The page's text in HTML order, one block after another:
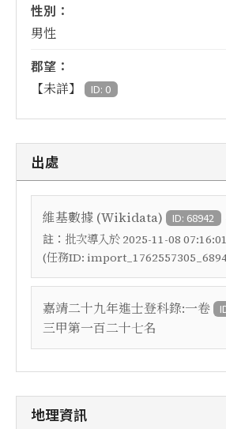
性別：
男性
郡望：
【未詳】 ID: 0
出處
維基數據 (Wikidata) ID: 68942
註： 批次導入於 2025-11-08
(任務ID:
嘉靖二十九年進士登科錄:一卷
三甲第一百二十七名
地理資訊